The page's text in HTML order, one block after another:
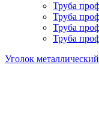
Труба
Труба
Труба
Труба
Уголок металлический